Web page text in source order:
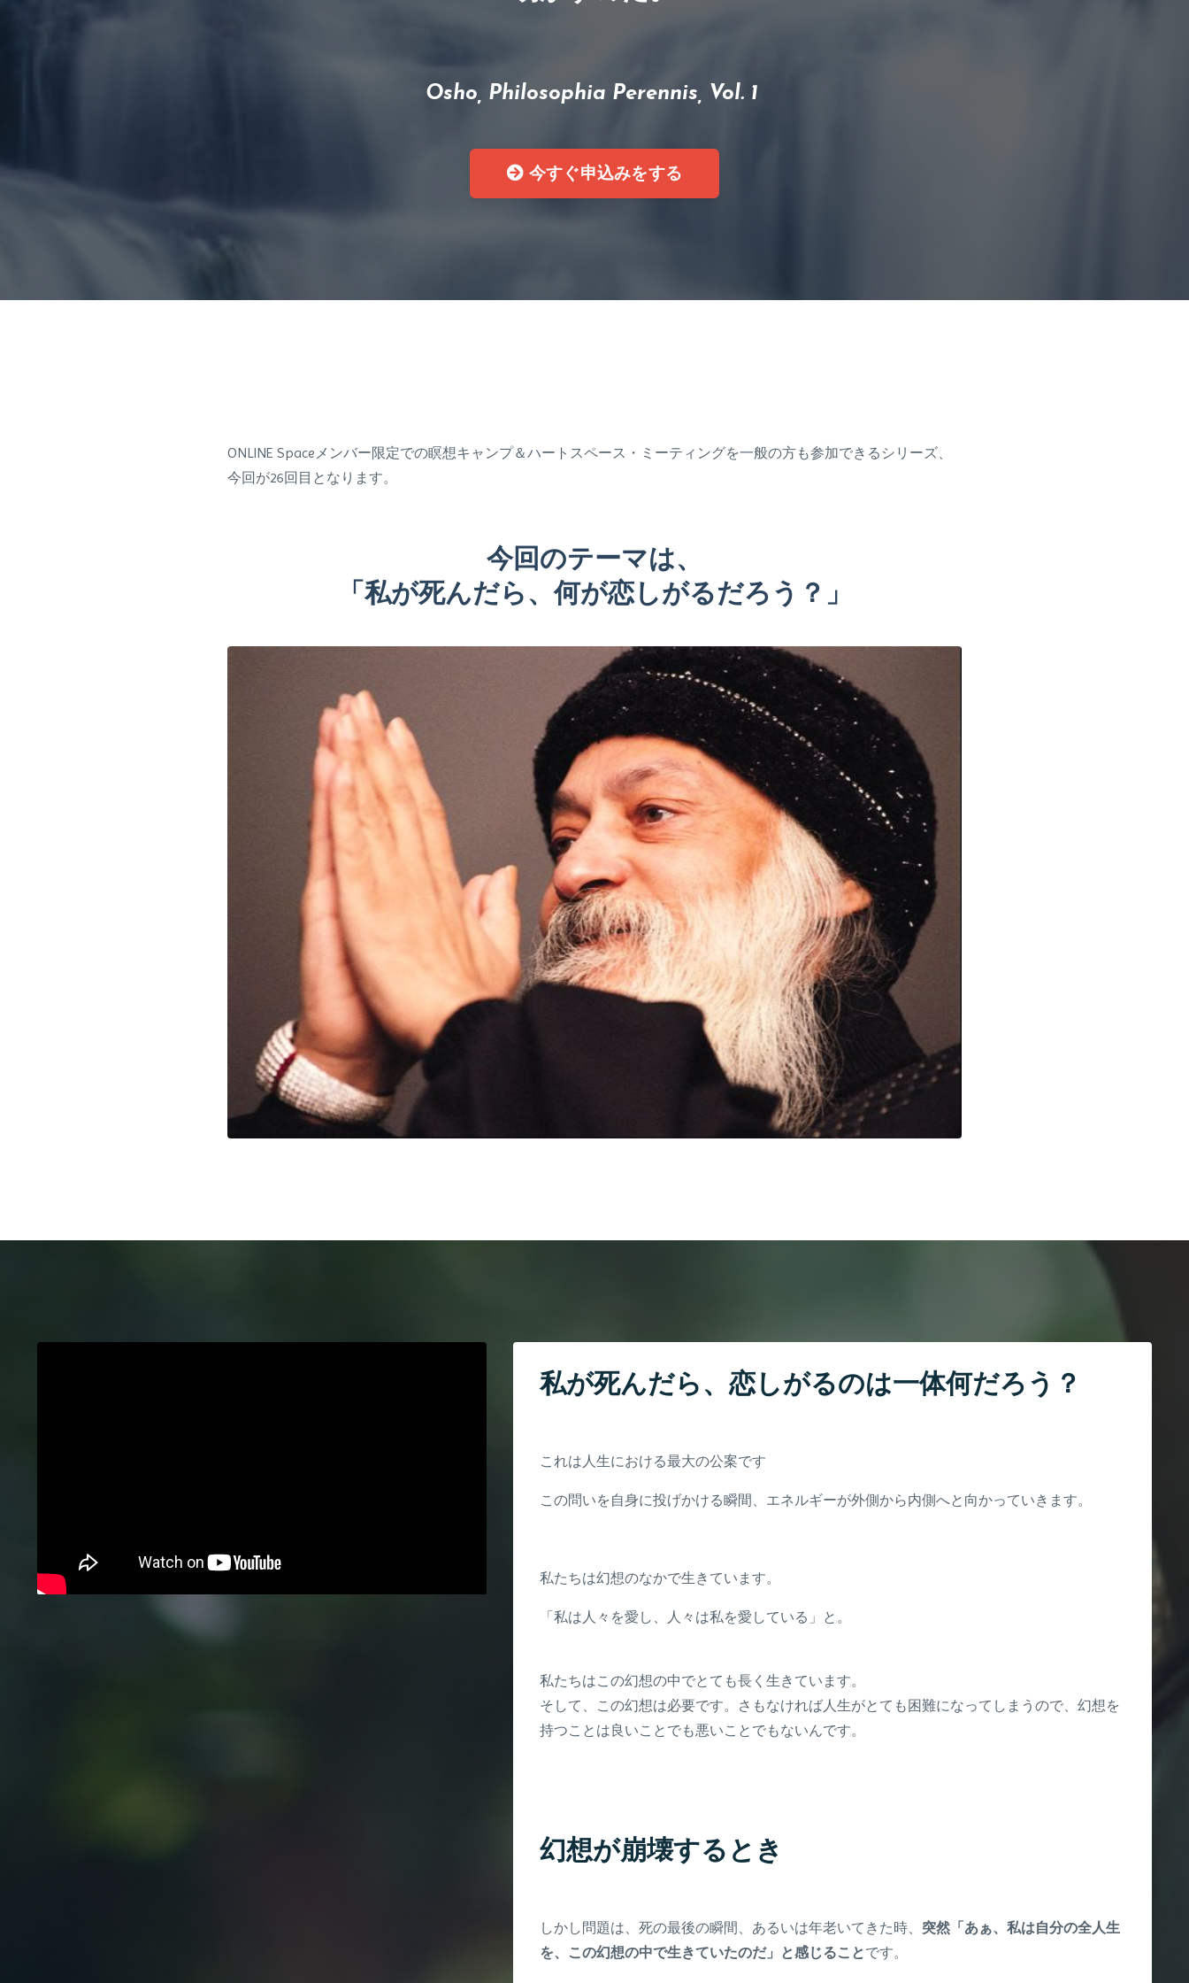
Osho, Philosophia Perennis, Vol. 1
今すぐ申込みをする
ONLINE Spaceメンバー限定での瞑想キャンプ＆ハートスペース・ミーティングを一般の方も参加できるシリーズ、
今回が26回目となります。
今回のテーマは、
「私が死んだら、何が恋しがるだろう？」
私が死んだら、恋しがるのは一体何だろう？
これは人生における最大の公案です
この問いを自身に投げかける瞬間、エネルギーが外側から内側へと向かっていきます。
私たちは幻想のなかで生きています。
「私は人々を愛し、人々は私を愛している」と。
私たちはこの幻想の中でとても長く生きています。
そして、この幻想は必要です。さもなければ人生がとても困難になってしまうので、幻想を
持つことは良いことでも悪いことでもないんです。
幻想が崩壊するとき
しかし問題は、死の最後の瞬間、あるいは年老いてきた時、 突然「あぁ、私は自分の全人生
を、この幻想の中で生きていたのだ」と感じることです。